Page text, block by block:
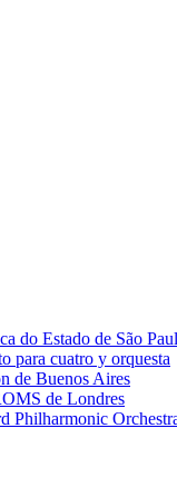
do Estado de São
para cuatro y orquesta
de Buenos Aires
de Londres
Philharmonic